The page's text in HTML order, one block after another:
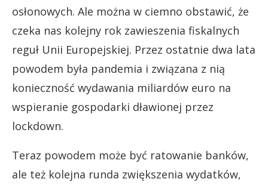
osłonowych. Ale można w ciemno obstawić, że
czeka nas kolejny rok zawieszenia fiskalnych
reguł Unii Europejskiej. Przez ostatnie dwa lata
powodem była pandemia i związana z nią
konieczność wydawania miliardów euro na
wspieranie gospodarki dławionej przez
lockdown.
Teraz powodem może być ratowanie banków,
ale też kolejna runda zwiększenia wydatków,